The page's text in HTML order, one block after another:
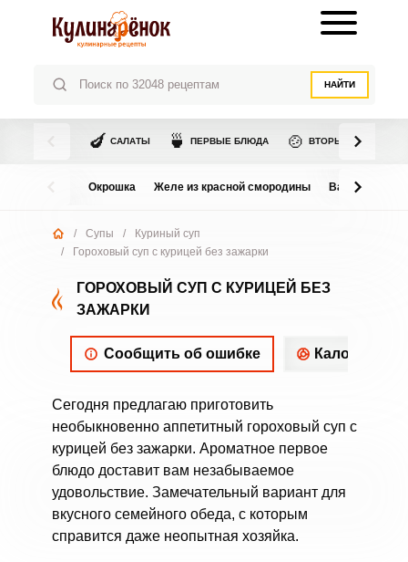
НАЙТИ
🍆 САЛАТЫ 🍵 ПЕРВЫЕ БЛЮДА 🍲 ВТОРЫЕ БЛЮДА
Окрошка Желе из красной смородины Варенье из
/ Супы /
Куриный суп
/
Гороховый суп с курицей без зажарки
ГОРОХОВЫЙ СУП С КУРИЦЕЙ БЕЗ
ЗАЖАРКИ
Сообщить об ошибке
Сегодня предлагаю приготовить
необыкновенно аппетитный гороховый суп с
курицей без зажарки. Ароматное первое
блюдо доставит вам незабываемое
удовольствие. Замечательный вариант для
вкусного семейного обеда, с которым
справится даже неопытная хозяйка.